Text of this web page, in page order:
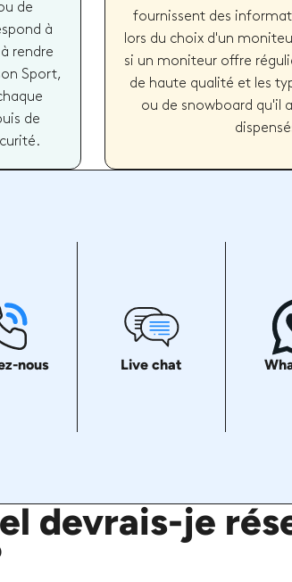
de
à
rendre
Sport,
de
fournissent des
lors du choix d'un
si un moniteur offre
de haute qualité et les
ou de snowboard qu'il
nous Live chat
devrais-je